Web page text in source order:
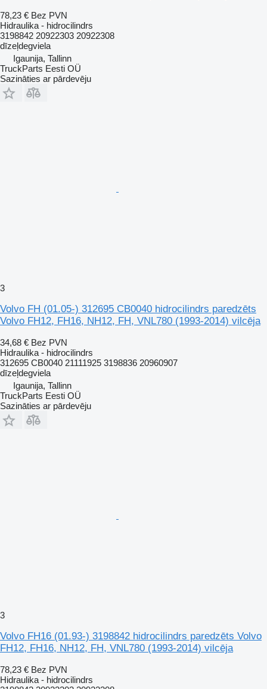
78,23 € Bez PVN
Hidraulika - hidrocilindrs
3198842 20922303 20922308
dīzeļdegviela
Igaunija, Tallinn
TruckParts Eesti OÜ
Sazināties ar pārdevēju
3
Volvo FH (01.05-) 312695 CB0040 hidrocilindrs paredzēts
Volvo FH12, FH16, NH12, FH, VNL780 (1993-2014) vilcēja
34,68 € Bez PVN
Hidraulika - hidrocilindrs
312695 CB0040 21111925 3198836 20960907
dīzeļdegviela
Igaunija, Tallinn
TruckParts Eesti OÜ
Sazināties ar pārdevēju
3
Volvo FH16 (01.93-) 3198842 hidrocilindrs paredzēts Volvo
FH12, FH16, NH12, FH, VNL780 (1993-2014) vilcēja
78,23 € Bez PVN
Hidraulika - hidrocilindrs